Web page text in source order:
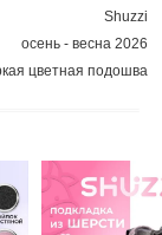
Shuzzi
осень - весна 2026
цветная подошва